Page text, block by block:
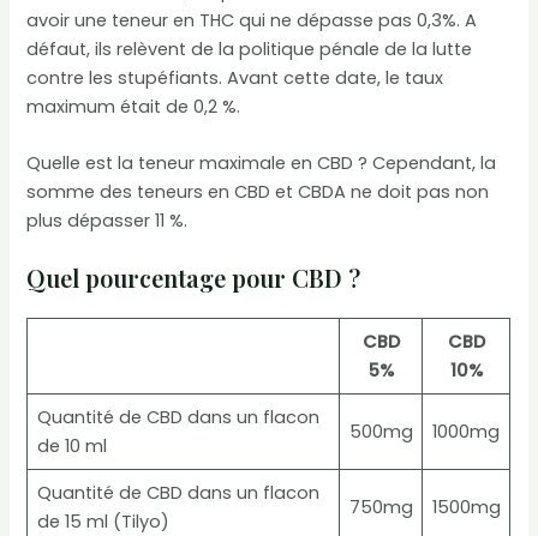
avoir une teneur en THC qui ne dépasse pas 0,3%. A
défaut, ils relèvent de la politique pénale de la lutte
contre les stupéfiants. Avant cette date, le taux
maximum était de 0,2 %.
Quelle est la teneur maximale en CBD ? Cependant, la
somme des teneurs en CBD et CBDA ne doit pas non
plus dépasser 11 %.
Quel pourcentage pour CBD ?
CBD
5%
CBD
10%
Quantité de CBD dans un flacon
de 10 ml
500mg 1000mg
Quantité de CBD dans un flacon
de 15 ml (Tilyo)
750mg 1500mg